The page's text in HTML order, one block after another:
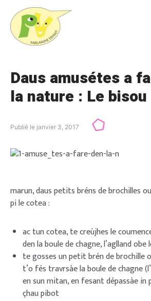
content
Daus amusétes a
la nature : Le bisou
Publié le janvier 3, 2017
marun, daus petits bréns de brochilles
pi le cotea :
ac tun cotea, te creùjhes le
den la boule de chagne, l’aglland obe
te gosses un petit brén de brochille
t’o fés travrsàe la boule de chagne
en sun mitan, en fesant dépassàe
çhau pibot